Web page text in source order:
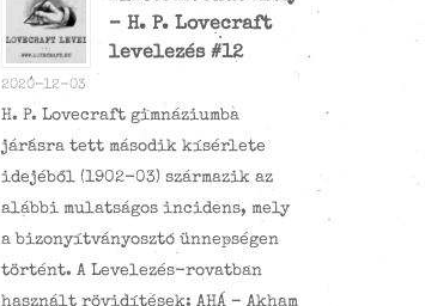
– H. P. Lovecraft
levelezés #12
2020-12-03
H. P. Lovecraft gimnáziumba
járásra tett második kísérlete
idejéből (1902-03) származik az
alábbi mulatságos incidens, mely
a bizonyítványosztó ünnepségen
történt. A Levelezés-rovatban
használt rövidítések: AHÁ – Akham